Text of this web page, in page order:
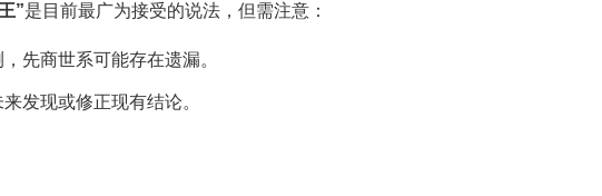
”是目前最广为接受的说法，但需注意：
先商世系可能存在遗漏。
发现或修正现有结论。